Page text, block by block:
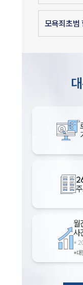
모욕죄초범
월
사
*
*대